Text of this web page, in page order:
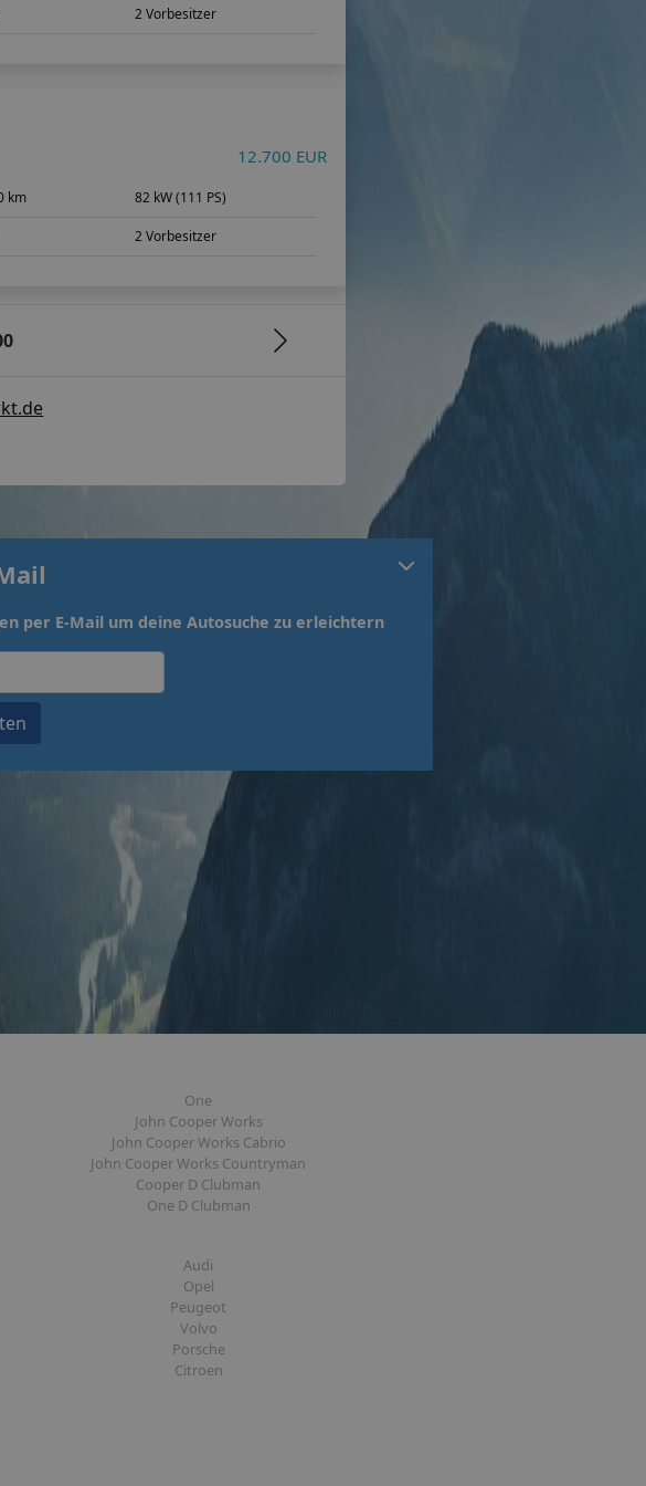
2 Vorbesitzer
12.700 EUR
km 82 kW (111 PS)
2 Vorbesitzer
per E-Mail um deine Autosuche zu erleichtern
One
John Cooper Works
John Cooper Works Cabrio
John Cooper Works Countryman
Cooper D Clubman
One D Clubman
Audi
Opel
Peugeot
Volvo
Porsche
Citroen